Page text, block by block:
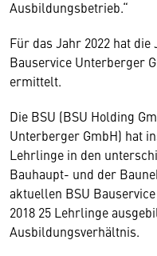
Ausbildungsbetrieb.“
Für das Jahr 2022 hat
Bauservice Unterberger
ermittelt.
Die BSU (BSU Holding
Unterberger GmbH) hat
Lehrlinge in den
Bauhaupt- und der
aktuellen BSU
2018 25 Lehrlinge
Ausbildungsverhältnis.